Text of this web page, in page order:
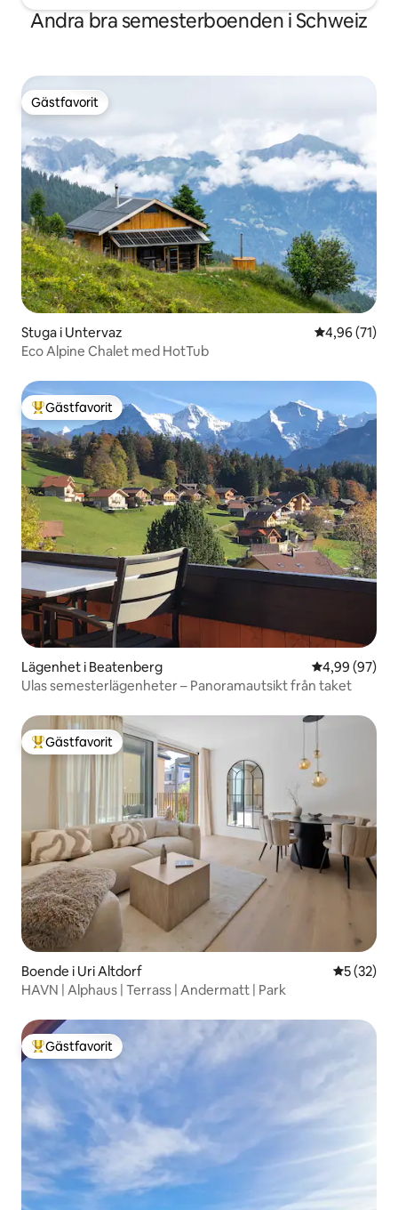
Andra bra semesterboenden i Schweiz
Gästfavorit
Gästfavorit
Stuga i Untervaz 4,96 av 5 i
4,96 (71)
Eco Alpine Chalet med HotTub
Populär gästfavorit
Gästfavorit
Lägenhet i Beatenberg 4,99 av 5 i
4,99 (97)
Ulas semesterlägenheter – Panoramautsikt från taket
Populär gästfavorit
Gästfavorit
Boende i Uri Altdorf 5 av 5 i
5 (32)
HAVN | Alphaus | Terrass | Andermatt | Park
Populär gästfavorit
Gästfavorit